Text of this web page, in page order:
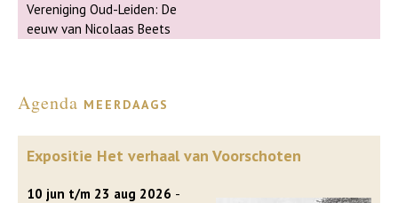
Vereniging Oud-Leiden: De
eeuw van Nicolaas Beets
Agenda meerdaags
Expositie Het verhaal van Voorschoten
10 jun t/m 23 aug 2026 -